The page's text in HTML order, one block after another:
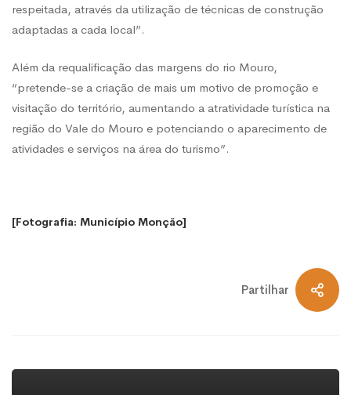
respeitada, através da utilização de técnicas de construção
adaptadas a cada local”.
Além da requalificação das margens do rio Mouro,
“pretende-se a criação de mais um motivo de promoção e
visitação do território, aumentando a atratividade turística na
região do Vale do Mouro e potenciando o aparecimento de
atividades e serviços na área do turismo”.
[Fotografia: Município Monção]
Partilhar